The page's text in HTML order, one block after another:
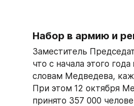
Набор в армию и
Заместитель
что с начала этого года
словам Медведева,
При этом 12 октября
принято 357 000